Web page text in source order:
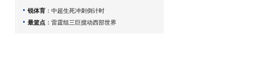
锐体育 ： 中超生死冲刺倒计时
最篮点 ： 雷霆组三巨搅动西部世界